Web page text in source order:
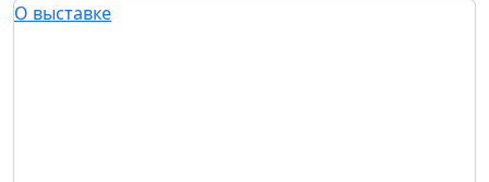
О выставке